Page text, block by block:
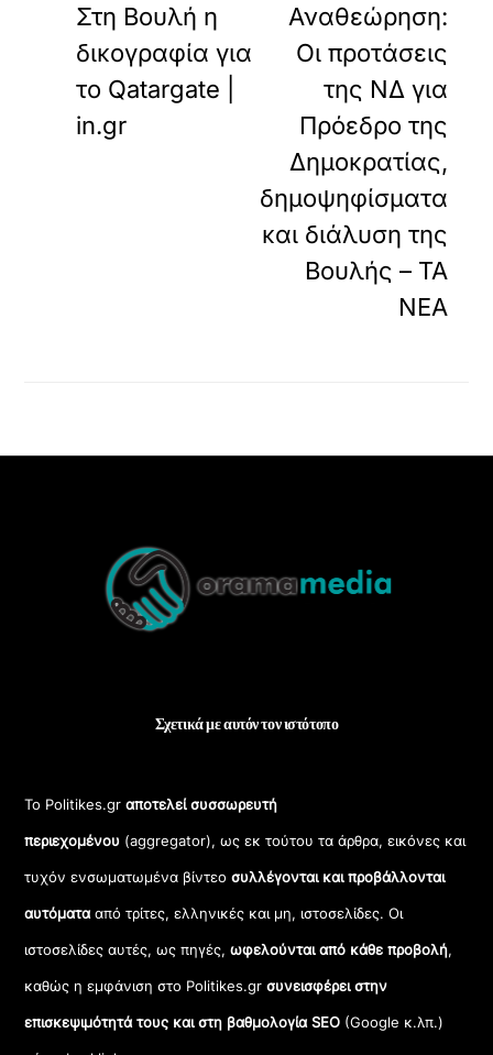
Στη Βουλή η
δικογραφία για
το Qatargate |
in.gr
Αναθεώρηση:
Οι προτάσεις
της ΝΔ για
Πρόεδρο της
Δημοκρατίας,
δημοψηφίσματα
και διάλυση της
Βουλής – ΤΑ
ΝΕΑ
Top
Σχετικά με αυτόν τον ιστότοπο
Το Politikes.grαποτελεί συσσωρευτή
περιεχομένου (aggregator), ως εκ τούτου τα άρθρα, εικόνες και
τυχόν ενσωματωμένα βίντεοσυλλέγονται και προβάλλονται
αυτόματααπό τρίτες, ελληνικές και μη, ιστοσελίδες. Οι
ιστοσελίδες αυτές, ως πηγές,ωφελούνται από κάθε προβολή,
καθώς η εμφάνιση στο Politikes.gr συνεισφέρει στην
επισκεψιμότητά τους και στη βαθμολογία SEO (Google κ.λπ.)